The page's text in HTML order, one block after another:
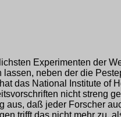
Experimenten der
neben der die
das National Institute of
nicht streng
daß jeder Forscher
trifft das nicht mehr zu,